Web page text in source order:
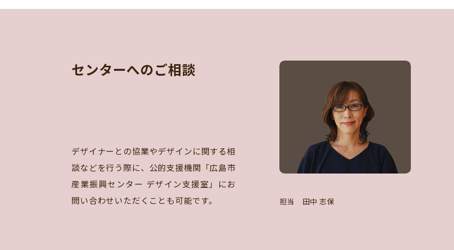
センターへのご相談
デザイナーとの協業やデザインに関する相
談などを行う際に、公的支援機関「広島市
産業振興センター デザイン支援室」にお
問い合わせいただくことも可能です。
担当 田中 志保